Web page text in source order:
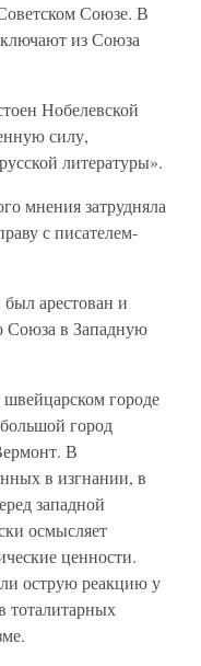
Союзе. В
из Союза
Нобелевской
силу,
литературы».
мнения затрудняла
с писателем-
арестован и
Союза в Западную
городе
город
В
в изгнании, в
западной
осмысляет
ценности.
острую реакцию у
тоталитарных